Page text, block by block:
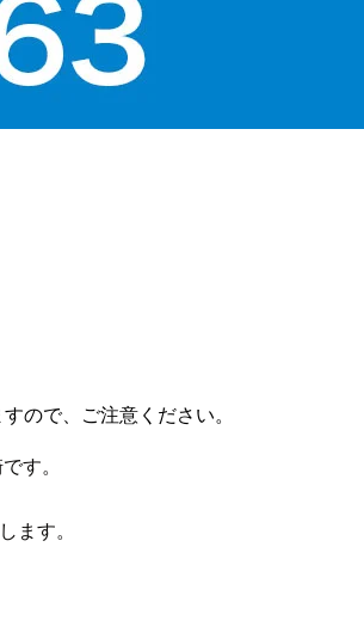
ので、ご注意ください。
す。
す。